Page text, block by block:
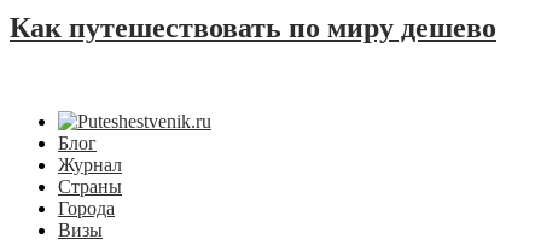
Как путешествовать по миру дешево
Блог
Журнал
Страны
Города
Визы